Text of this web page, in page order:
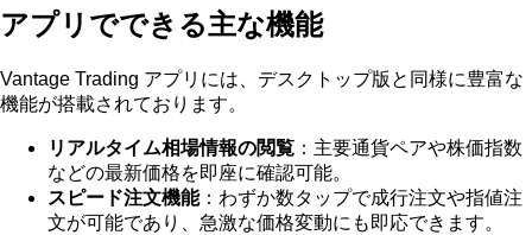
アプリでできる主な機能
Vantage Trading アプリには、デスクトップ版と同様に豊富な
機能が搭載されております。
リアルタイム相場情報の閲覧 ：主要通貨ペアや株価指数
などの最新価格を即座に確認可能。
スピード注文機能：わずか数タップで成行注文や指値注
文が可能であり、急激な価格変動にも即応できます。